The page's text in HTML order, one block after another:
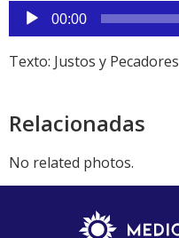
Reproductor
de
audio
00:00
Texto: Justos y Pecadores
Relacionadas
No related photos.